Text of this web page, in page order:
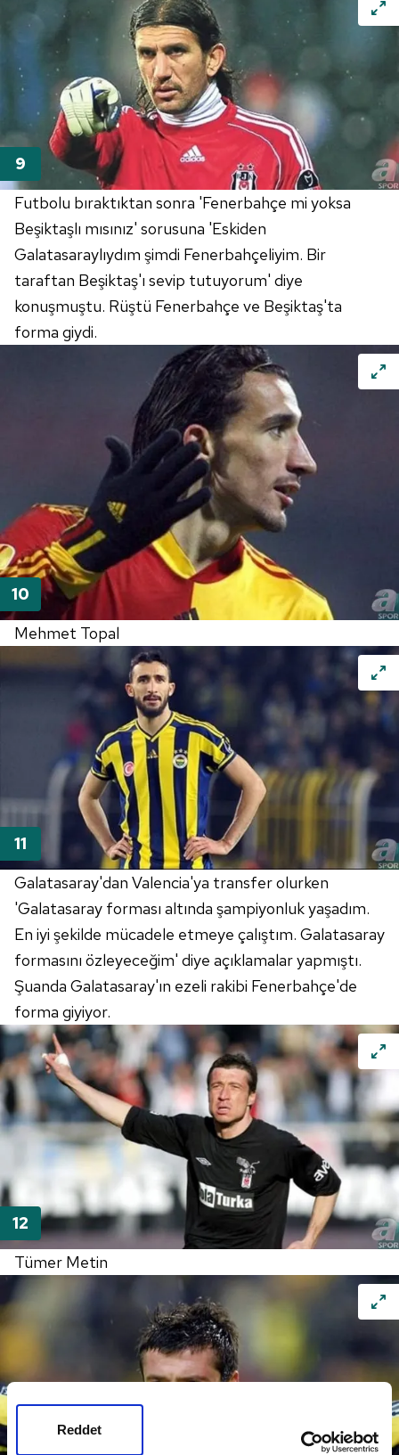
Reddet
Futbolu bıraktıktan sonra 'Fenerbahçe mi yoksa
Beşiktaşlı mısınız' sorusuna 'Eskiden
Galatasaraylıydım şimdi Fenerbahçeliyim. Bir
taraftan Beşiktaş'ı sevip tutuyorum' diye
konuşmuştu. Rüştü Fenerbahçe ve Beşiktaş'ta
forma giydi.
Mehmet Topal
Galatasaray'dan Valencia'ya transfer olurken
'Galatasaray forması altında şampiyonluk yaşadım.
En iyi şekilde mücadele etmeye çalıştım. Galatasaray
formasını özleyeceğim' diye açıklamalar yapmıştı.
Şuanda Galatasaray'ın ezeli rakibi Fenerbahçe'de
forma giyiyor.
Tümer Metin